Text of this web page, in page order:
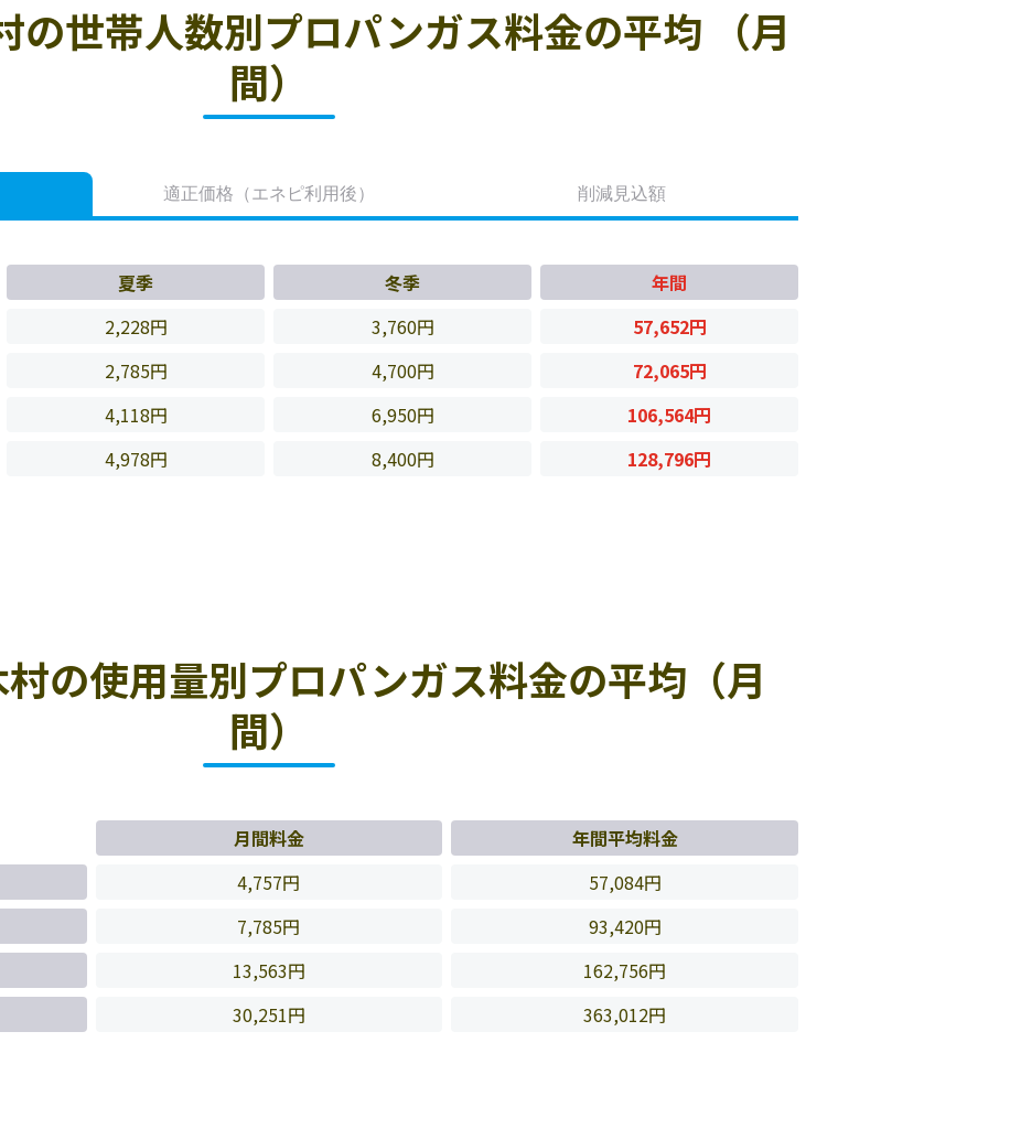
の世帯人数別プロパンガス料金の平均 （月
間）
適正価格 （エネピ利用後） 削減見込額
夏季 冬季
年間
2,228円 3,760円
57,652円
2,785円 4,700円
72,065円
4,118円 6,950円
106,564円
4,978円 8,400円 128,796円
の使用量別プロパンガス料金の平均（月
間）
月間料金
年間平均料金
4,757円
57,084円
7,785円
93,420円
13,563円
162,756円
30,251円 363,012円